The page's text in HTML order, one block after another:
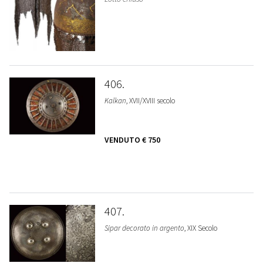
406
Kalkan, XVII/XVIII secolo
VENDUTO € 750
407
Sipar decorato in argento, XIX Secolo